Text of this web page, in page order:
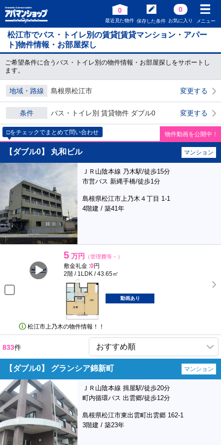
0
最近見た物件 保存した条件
0
お気に入り メニュー
松江市でバス・トイレ別の賃貸[賃貸マンション・アパー
ト]物件情報・お部屋探し
ご希望条件に合うバス・トイレ別の物件情報・お部屋探しをサポートし
ます。
地域・路線 島根県松江市 変更する
条件 バス・トイレ別 賃貸物件 ダブル0 変更する
□をチェックでまとめて問い合わせ 物件動画を公開中！
【ダブル0】 丸和ビル マンション
ＪＲ山陰本線 乃木駅/徒歩15分
市営バス 新縄手橋/徒歩1分
島根県松江市上乃木４丁目 1-1
4階建 / 築41年
5 万円 （管理費等－）
敷金礼金 :0円
2階 / 1LDK / 43.65㎡
動画あり
松江市上乃木の物件情報！！
833件
【ダブル0】 グランシア錦新町 マンション
ＪＲ山陰本線 揖屋駅/徒歩20分
町内循環バス 出雲郷/徒歩12分
島根県松江市東出雲町出雲郷 162-1
3階建 / 築23年